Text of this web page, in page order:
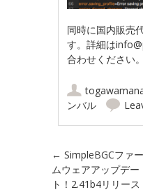
同時に国内販売
す。詳細は
合わせください。
ンバル
Post
← SimpleBGCファー
ムウェアアップデー
ト！2.41b4リリース